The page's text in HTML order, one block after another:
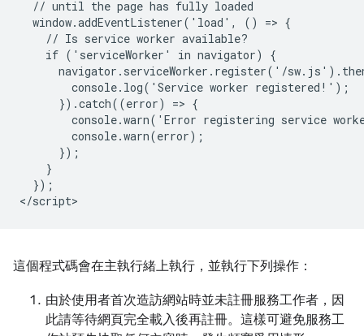
  // until the page has fully loaded
  window.addEventListener('load', () => {
    // Is service worker available?
    if ('serviceWorker' in navigator) {
navigator.serviceWorker.register('/
        console.log('Service worker registered!');
      }).catch((error) => {
console.warn('Error registering service
        console.warn(error);
      });
    }
  });
這個程式碼會在主執行緒上執行，並執行下列操作：
由於使用者首次造訪網站時並未註冊服務工作者，因
此請等待網頁完全載入後再註冊。這樣可避免服務工